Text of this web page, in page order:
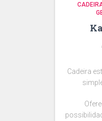
Cadeira